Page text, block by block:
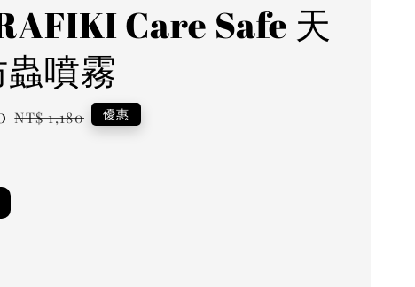
Care Safe 天
噴霧
Regular
NT$ 1,180 優惠